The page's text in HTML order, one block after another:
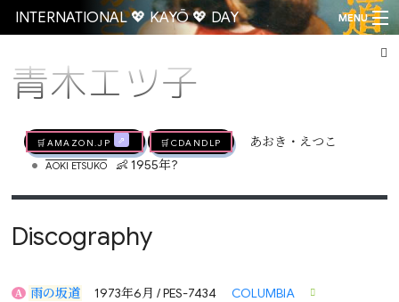
INTERNATIONAL 💖 KAYŌ 💖 DAY MENU
青木エツ子
🛒AMAZON.jp 🛒CDandLP あおき・えつこ
• AOKI ETSUKO 👶 1955年?
Discography
A 雨の坂道 1973年6月 / PES-7434 COLUMBIA